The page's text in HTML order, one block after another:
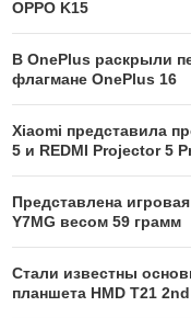
OPPO K15
В OnePlus раскрыли
флагмане OnePlus 16
Xiaomi представила
5 и REDMI Projector 5
Представлена
Y7MG весом 59 грамм
Стали известны
планшета HMD T21